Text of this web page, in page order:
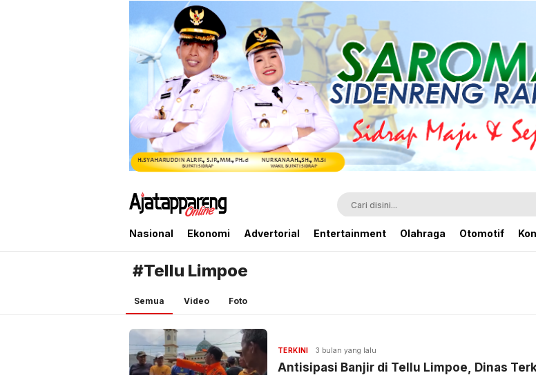
Ajatappareng Online
Media Terpercaya Anda
Nasional Ekonomi Advertorial Entertainment Olahraga Otomotif
#Tellu Limpoe
Semua Video Foto
TERKINI 3 bulan yang lalu
Antisipasi Banjir di Tellu Limpoe, Dinas